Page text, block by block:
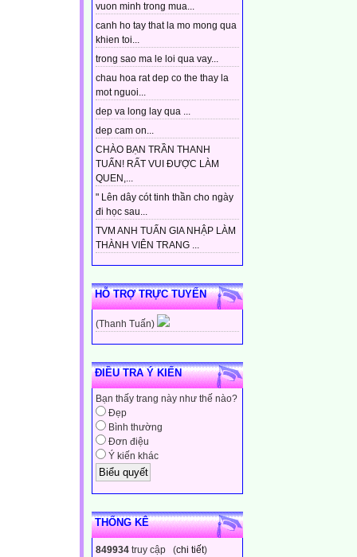
vuon minh trong mua...
canh ho tay that la mo mong qua
khien toi...
trong sao ma le loi qua vay...
chau hoa rat dep co the thay la
mot nguoi...
dep va long lay qua ...
dep cam on...
CHÀO BẠN TRẦN THANH
TUẤN! RẤT VUI ĐƯỢC LÀM
QUEN,...
" Lên dây cót tinh thần cho ngày
đi học sau...
TVM ANH TUẤN GIA NHẬP LÀM
THÀNH VIÊN TRANG ...
HỖ TRỢ TRỰC TUYẾN
(Thanh Tuấn)
ĐIỀU TRA Ý KIẾN
Bạn thấy trang này như thế nào?
Đẹp
Bình thường
Đơn điệu
Ý kiến khác
THỐNG KÊ
849934 truy cập (chi tiết)